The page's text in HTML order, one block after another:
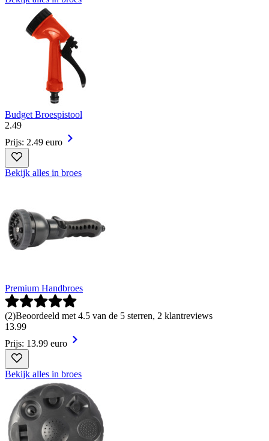
Budget Broespistool
2.49
Prijs: 2.49 euro
Bekijk alles in broes
Premium Handbroes
(2)Beoordeeld met 4.5 van de 5 sterren, 2 klantreviews
13.99
Prijs: 13.99 euro
Bekijk alles in broes